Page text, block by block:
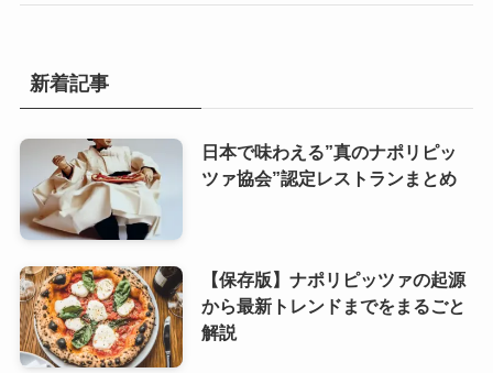
新着記事
日本で味わえる”真のナポリピッ
ツァ協会”認定レストランまとめ
【保存版】ナポリピッツァの起源
から最新トレンドまでをまるごと
解説